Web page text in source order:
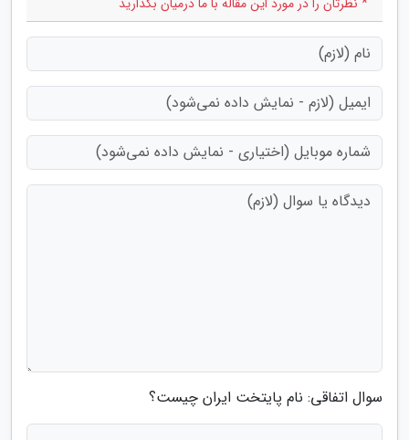
سوال اتفاقی: نام پایتخت ایران چیست؟